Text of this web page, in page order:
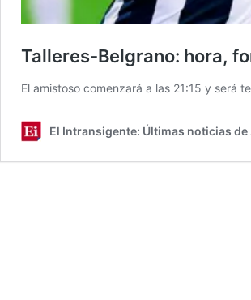
Talleres-Belgrano: hora,
El amistoso comenzará a las 21:15 y será
El Intransigente: Últimas noticias